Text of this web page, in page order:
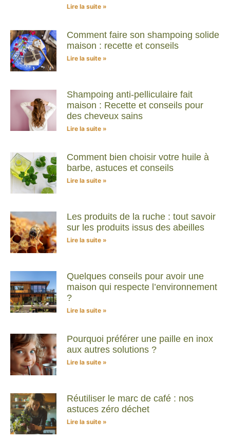
Lire la suite »
Comment faire son shampoing solide
maison : recette et conseils
Lire la suite »
Shampoing anti-pelliculaire fait
maison : Recette et conseils pour
des cheveux sains
Lire la suite »
Comment bien choisir votre huile à
barbe, astuces et conseils
Lire la suite »
Les produits de la ruche : tout savoir
sur les produits issus des abeilles
Lire la suite »
Quelques conseils pour avoir une
maison qui respecte l’environnement
?
Lire la suite »
Pourquoi préférer une paille en inox
aux autres solutions ?
Lire la suite »
Réutiliser le marc de café : nos
astuces zéro déchet
Lire la suite »